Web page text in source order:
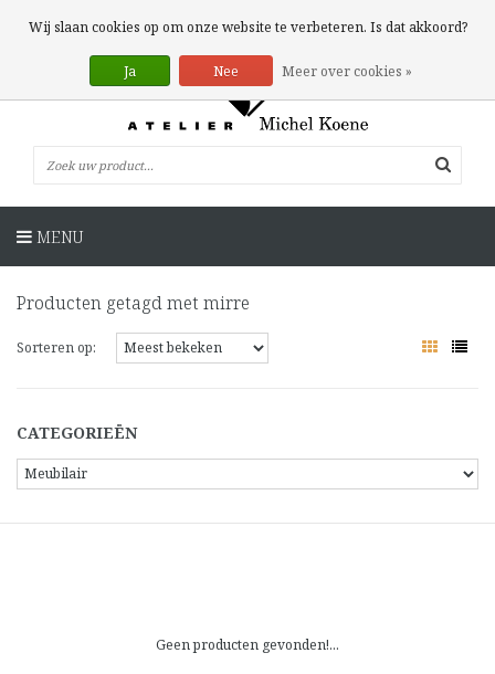
0 Artikelen
MENU
Producten getagd met mirre
Sorteren op:
CATEGORIEËN
Geen producten gevonden!...
Wij slaan cookies op om onze website te verbeteren. Is dat akkoord?
Ja Nee Meer over cookies »